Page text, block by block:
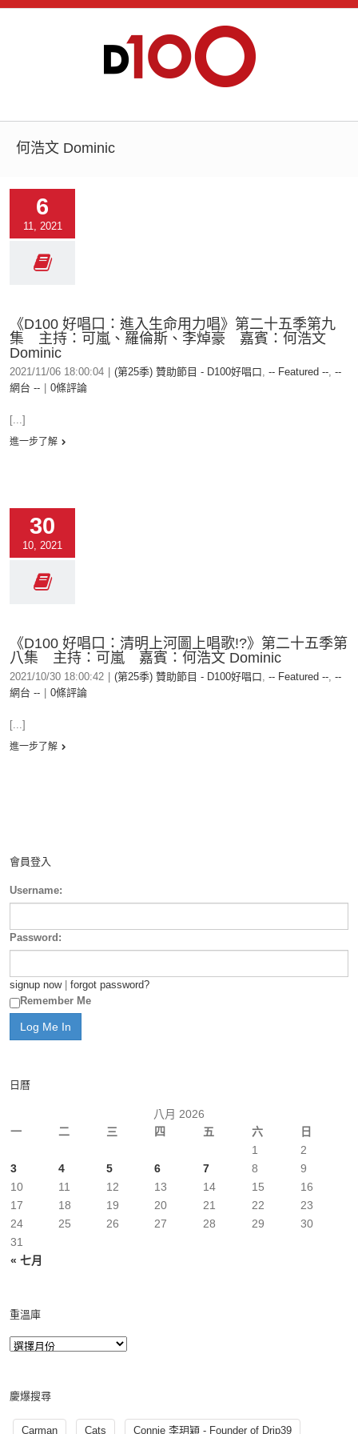
何浩文 Dominic
6
11, 2021
《D100 好唱口：進入生命用力唱》第二十五季第九
集 主持：可嵐、羅倫斯、李焯豪 嘉賓：何浩文
Dominic
2021/11/06 18:00:04 (第25季) 贊助節目 - D100好唱口, -- Featured --, --
網台 --
0條評論
[...]
進一步了解
30
10, 2021
《D100 好唱口：清明上河圖上唱歌!?》第二十五季第
八集 主持：可嵐 嘉賓：何浩文 Dominic
2021/10/30 18:00:42 (第25季) 贊助節目 - D100好唱口, -- Featured --, --
網台 --
0條評論
[...]
進一步了解
會員登入
Username:
Password:
signup now| forgot password?
Remember Me
日曆
八月 2026
一
二 三 四 五 六 日
« 七月
1
2
3
4 5 6 7 8
9
10
11 12 13 14 15
16
17
18 19 20 21 22
23
24
25 26 27 28 29
30
31
重溫庫
慶爆搜尋
Carman Cats Connie 李玥穎 - Founder of Drip39